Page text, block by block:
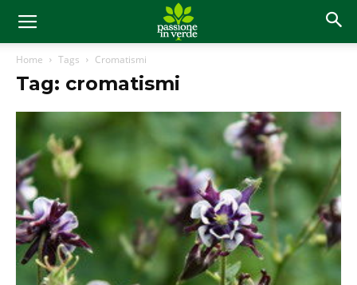
Home Tags Cromatismi
Tag: cromatismi